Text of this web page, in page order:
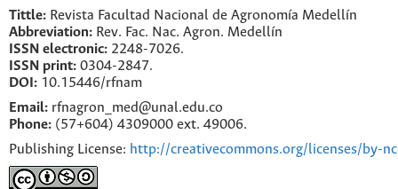
Tittle: Revista Facultad Nacional de Agronomía Medellín
Abbreviation: Rev. Fac. Nac. Agron. Medellín
ISSN electronic: 2248-7026.
ISSN print: 0304-2847.
DOI: 10.15446/rfnam
Email: rfnagron_med@unal.edu.co
Phone: (57+604) 4309000 ext. 49006.
Publishing License: http://creativecommons.org/licenses/by-